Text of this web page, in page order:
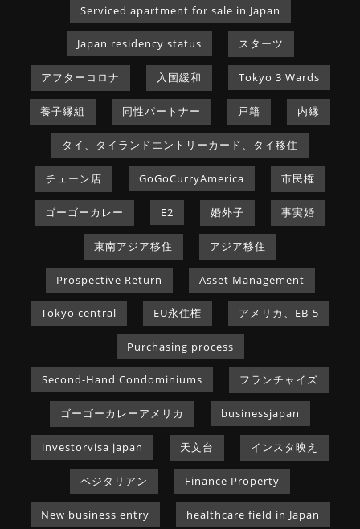
Serviced apartment for sale in Japan
Japan residency status スターツ
アフターコロナ 入国緩和 Tokyo 3 Wards
養子縁組 同性パートナー 戸籍 内縁
タイ、タイランドエントリーカード、タイ移住
チェーン店 GoGoCurryAmerica 市民権
ゴーゴーカレー E2 婚外子 事実婚
東南アジア移住 アジア移住
Prospective Return Asset Management
Tokyo central EU永住権 アメリカ、EB-5
Purchasing process
Second-Hand Condominiums フランチャイズ
ゴーゴーカレーアメリカ businessjapan
investorvisa japan 天文台 インスタ映え
ベジタリアン Finance Property
New business entry healthcare field in Japan